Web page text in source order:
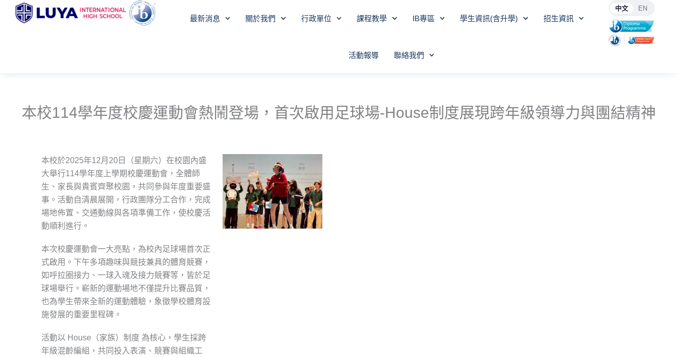
最新消息 關於我們 行政單位 課程教學 IB專區 學生資訊(含升學) 招生資訊
活動報導 聯絡我們
中文 EN
本校114學年度校慶運動會熱鬧登場，首次啟用足球場-House制度展現跨年級領導力與團結精神
本校於2025年12月20日（星期六）在校園內盛
大舉行114學年度上學期校慶運動會，全體師
生、家長與貴賓齊聚校園，共同參與年度重要盛
事。活動自清晨展開，行政團隊分工合作，完成
場地佈置、交通動線與各項準備工作，使校慶活
動順利進行。
本次校慶運動會一大亮點，為校內足球場首次正
式啟用。下午多項趣味與競技兼具的體育競賽，
如呼拉圈接力、一球入魂及接力競賽等，皆於足
球場舉行。嶄新的運動場地不僅提升比賽品質，
也為學生帶來全新的運動體驗，象徵學校體育設
施發展的重要里程碑。
活動以 House（家族）制度 為核心，學生採跨
年級混齡編組，共同投入表演、競賽與組織工